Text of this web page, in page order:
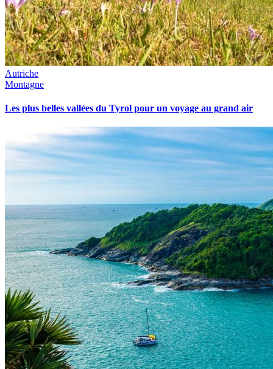
Autriche
Montagne
Les plus belles vallées du Tyrol pour un voyage au grand air